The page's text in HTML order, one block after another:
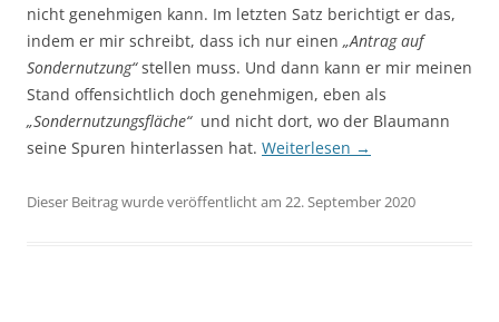
nicht genehmigen kann. Im letzten Satz berichtigt er das,
indem er mir schreibt, dass ich nur einen „Antrag auf
Sondernutzung“stellen muss. Und dann kann er mir meinen
Stand offensichtlich doch genehmigen, eben als
„Sondernutzungsfläche“ und nicht dort, wo der Blaumann
seine Spuren hinterlassen hat. Weiterlesen →
Dieser Beitrag wurde veröffentlicht am 22. September 2020